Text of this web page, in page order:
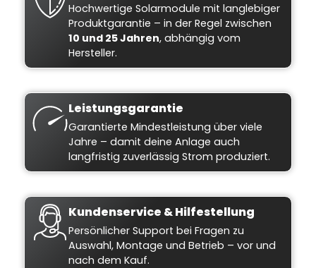
Hochwertige Solarmodule mit langlebiger
Produktgarantie – in der Regel zwischen
10 und 25 Jahren, abhängig vom
Hersteller.
Leistungsgarantie
Garantierte Mindestleistung über viele
Jahre – damit deine Anlage auch
langfristig zuverlässig Strom produziert.
Kundenservice & Hilfestellung
Persönlicher Support bei Fragen zu
Auswahl, Montage und Betrieb – vor und
nach dem Kauf.